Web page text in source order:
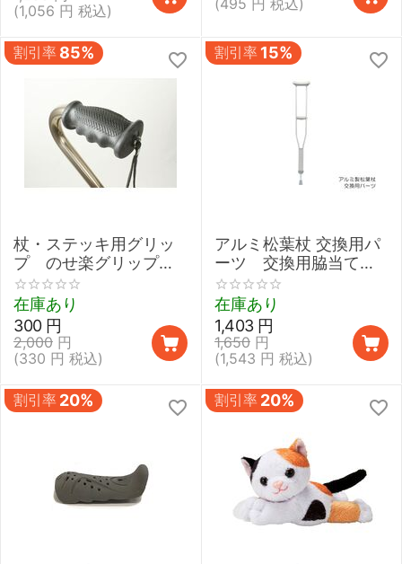
(1,056 円 税込)
ラッチ】
(495 円 税込)
割引率 85%
杖・ステッキ用グリッ
プ のせ楽グリップ
【Groved Grip アウト
レット】
在庫あり
2,000 円
300 円
(330 円 税込)
割引率 15%
アルミ松葉杖 交換用パ
ーツ 交換用脇当てク
ッション（1個）
在庫あり
1,650 円
1,403 円
(1,543 円 税込)
割引率 20% 割引率 20%